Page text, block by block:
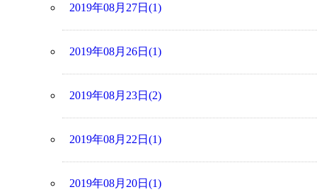
2019年08月27日(1)
2019年08月26日(1)
2019年08月23日(2)
2019年08月22日(1)
2019年08月20日(1)